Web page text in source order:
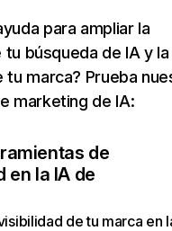
para ampliar la
tu búsqueda de IA y la
tu marca? Prueba
marketing de IA:
de
en la IA de
de tu marca en